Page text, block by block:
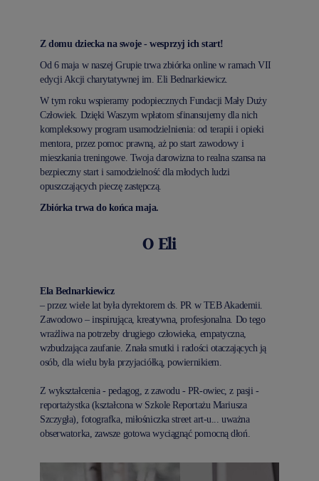
Z domu dziecka na swoje - wesprzyj ich start!
Od 6 maja w naszej Grupie trwa zbiórka online w ramach VII
edycji Akcji charytatywnej im. Eli Bednarkiewicz.
W tym roku wspieramy podopiecznych Fundacji Mały Duży
Człowiek. Dzięki Waszym wpłatom sfinansujemy dla nich
kompleksowy program usamodzielnienia: od terapii i opieki
mentora, przez pomoc prawną, aż po start zawodowy i
mieszkania treningowe. Twoja darowizna to realna szansa na
bezpieczny start i samodzielność dla młodych ludzi
opuszczających pieczę zastępczą.
Zbiórka trwa do końca maja.
O Eli
Ela Bednarkiewicz
– przez wiele lat była dyrektorem ds. PR w TEB Akademii.
Zawodowo – inspirująca, kreatywna, profesjonalna. Do tego
wrażliwa na potrzeby drugiego człowieka, empatyczna,
wzbudzająca zaufanie. Znała smutki i radości otaczających ją
osób, dla wielu była przyjaciółką, powiernikiem.
Z wykształcenia - pedagog, z zawodu - PR-owiec, z pasji -
reportażystka (kształcona w Szkole Reportażu Mariusza
Szczygła), fotografka, miłośniczka street art-u... uważna
obserwatorka, zawsze gotowa wyciągnąć pomocną dłoń.